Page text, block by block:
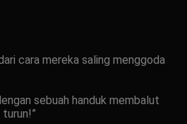
cara mereka saling menggoda
sebuah handuk membalut